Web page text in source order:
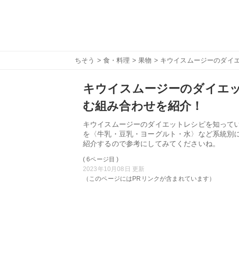
ちそう > 食・料理 >果物 > キウイスムージーのダイ
キウイスムージーのダイエ
む組み合わせを紹介！
キウイスムージーのダイエットレシピを知っ
を〈牛乳・豆乳・ヨーグルト・水〉など系統別
紹介するので参考にしてみてくださいね。
( 6ページ目 )
2023年10月08日 更新
（このページにはPRリンクが含まれています）